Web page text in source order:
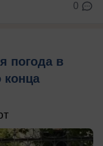
0
погода в
конца